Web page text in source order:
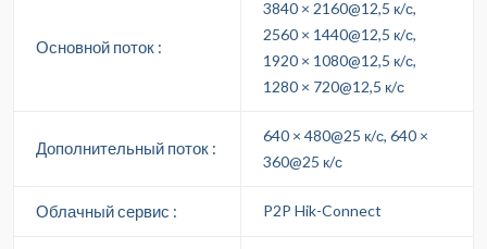
Основной поток :
3840 × 2160@12,5 к/с,
2560 × 1440@12,5 к/с,
1920 × 1080@12,5 к/с,
1280 × 720@12,5 к/с
Дополнительный поток :
640 × 480@25 к/с, 640 ×
360@25 к/с
Облачный сервис : P2P Hik-Connect